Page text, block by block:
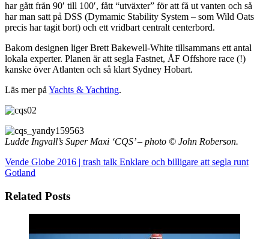
har gått från 90′ till 100′, fått “utväxter” för att få ut vanten och så
har man satt på DSS (Dymamic Stability System – som Wild Oats
precis har tagit bort) och ett vridbart centralt centerbord.
Bakom designen liger Brett Bakewell-White tillsammans ett antal
lokala experter. Planen är att segla Fastnet, ÅF Offshore race (!)
kanske över Atlanten och så klart Sydney Hobart.
Läs mer på Yachts & Yachting.
Ludde Ingvall’s Super Maxi ‘CQS’ – photo © John Roberson.
Vende Globe 2016 | trash talk Enklare och billigare att segla runt
Gotland
Related Posts